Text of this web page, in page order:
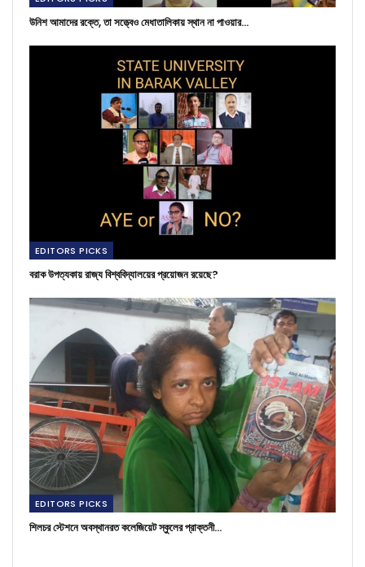
উনিশ আমাদের রক্তে, তা সত্ত্বেও মেধাতালিকায় স্থান না পাওয়ার…
EDITORS PICKS
বরাক উপত্যকায় রাজ্য বিশ্ববিদ্যালয়ের প্রয়োজন রয়েছে?
EDITORS PICKS
শিলচর স্টেশনে অবস্থানরত কলেজিয়েট স্কুলের প্রাক্তনী…